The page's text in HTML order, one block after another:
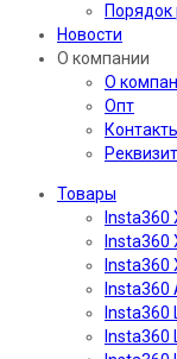
Порядок
Новости
О компании
О
Опт
Товары
Insta360
Insta360
Insta360
Insta360
Insta360
Insta360